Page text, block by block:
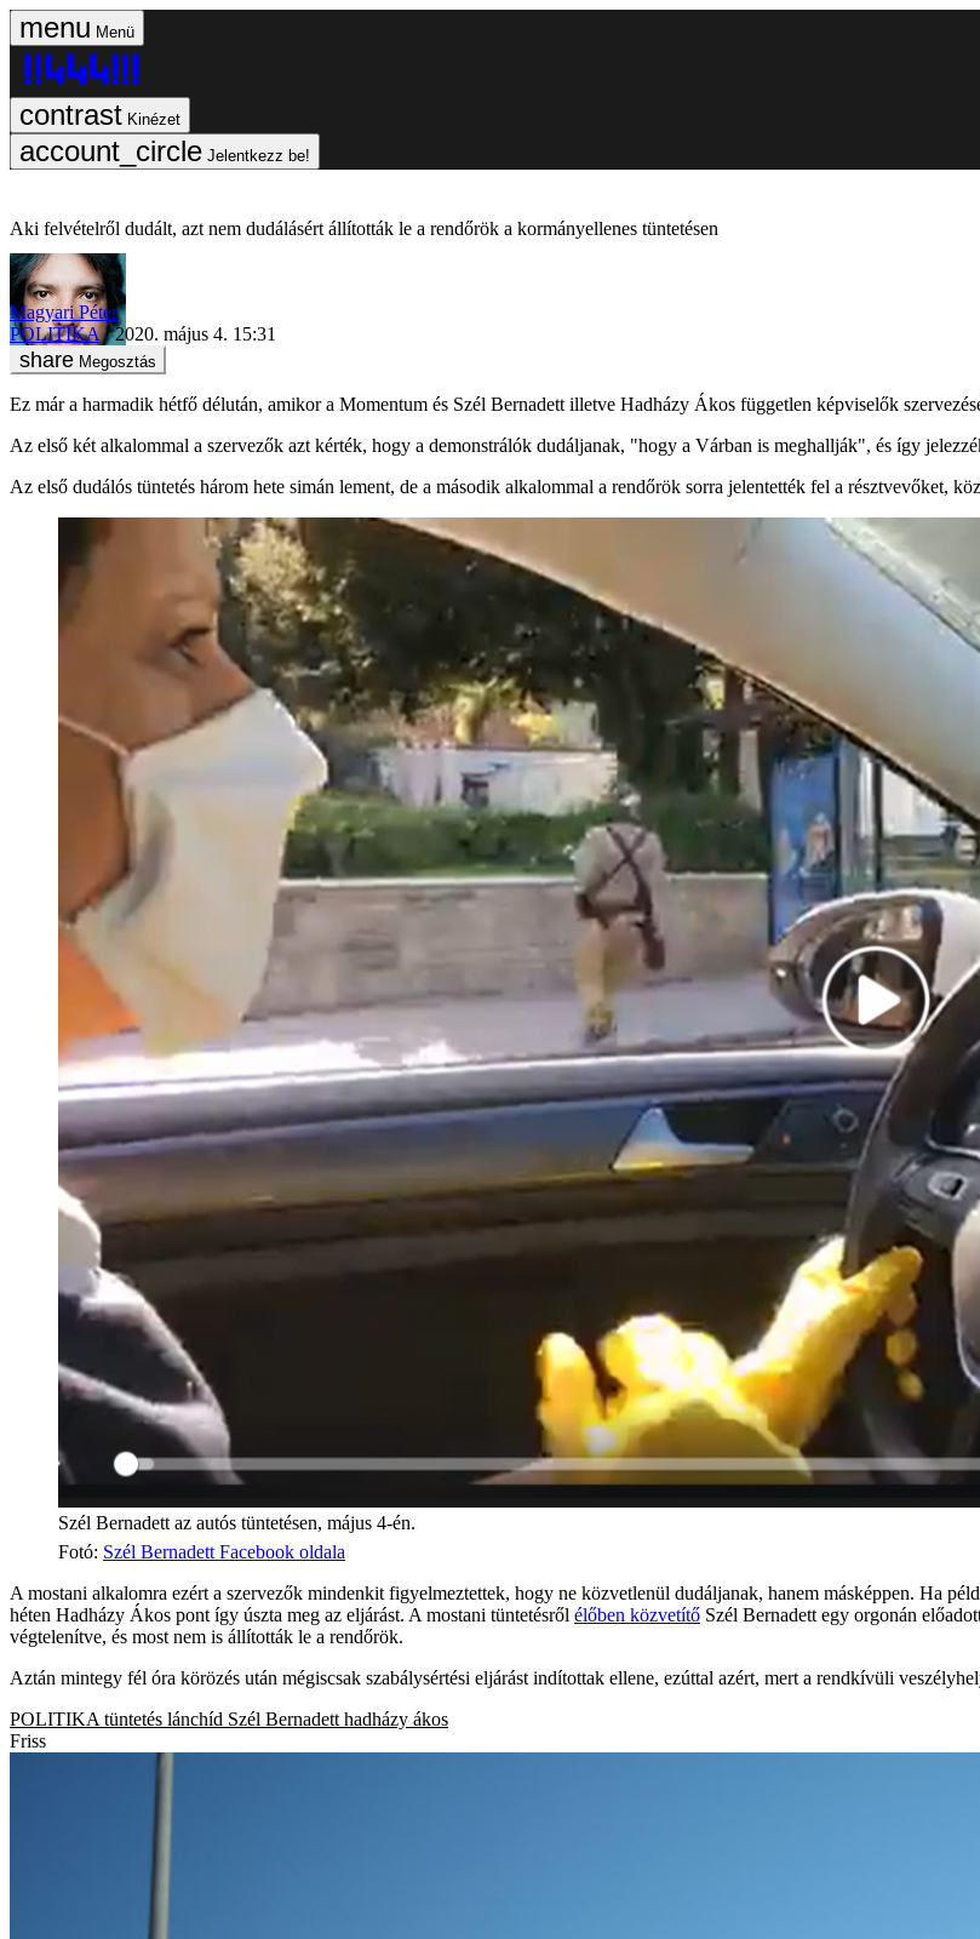
Menü
Kinézet
Jelentkezz be!
Aki felvételről dudált, azt nem dudálásért állították le a rendőrök a kormányellenes tüntetésen
Magyari Péter
POLITIKA
2020. május 4. 15:31
Megosztás
Ez már a harmadik hétfő délután, amikor a Momentum és Szél Bernadett illetve Hadházy Ákos független képviselők
Az első két alkalommal a szervezők azt kérték, hogy a demonstrálók dudáljanak, "hogy a Várban is meghallják", és így
Az első dudálós tüntetés három hete simán lement, de a második alkalommal a rendőrök sorra jelentették fel a résztvevőket,
Szél Bernadett az autós tüntetésen, május 4-én.
Fotó: Szél Bernadett Facebook oldala
A mostani alkalomra ezért a szervezők mindenkit figyelmeztettek, hogy ne közvetlenül dudáljanak, hanem másképpen. Ha
héten Hadházy Ákos pont így úszta meg az eljárást. A mostani tüntetésről élőben közvetítő Szél Bernadett egy orgonán
végtelenítve, és most nem is állították le a rendőrök.
Aztán mintegy fél óra körözés után mégiscsak szabálysértési eljárást indítottak ellene, ezúttal azért, mert a rendkívüli
POLITIKA tüntetés lánchíd Szél Bernadett hadházy ákos
Friss